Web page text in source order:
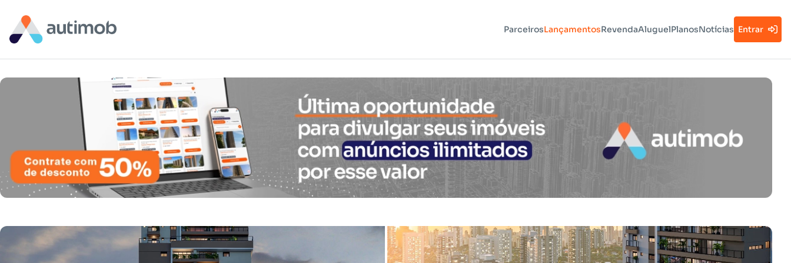
ParceirosLançamentosRevendaAluguelPlanosNotícias Entrar